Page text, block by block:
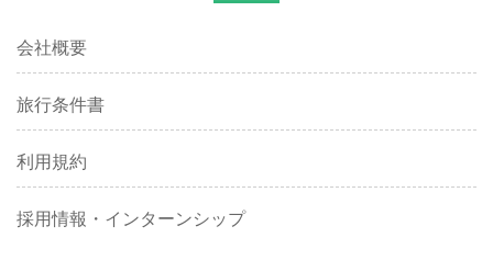
会社概要
旅行条件書
利用規約
採用情報・インターンシップ